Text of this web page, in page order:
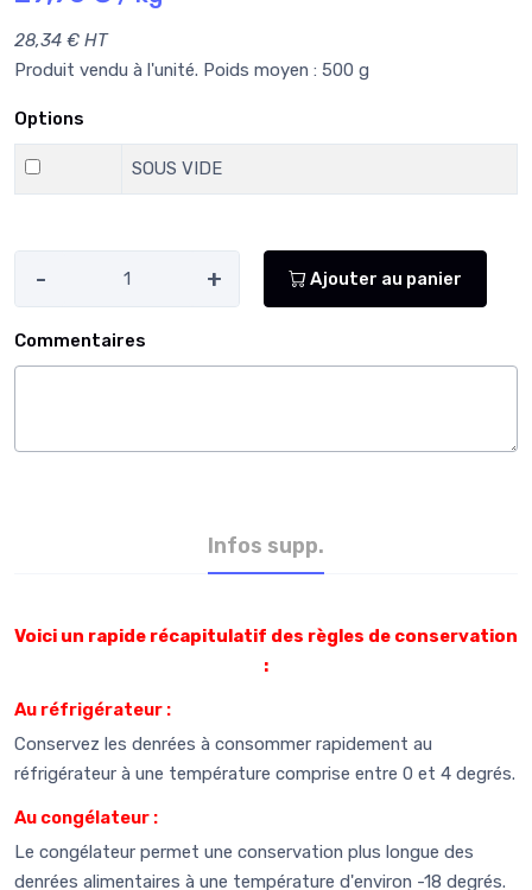
28,34 € HT
Produit vendu à l'unité. Poids moyen : 500 g
Options
SOUS VIDE
- + Ajouter au panier
Commentaires
Infos supp.
Voici un rapide récapitulatif des règles de conservation
:
Au réfrigérateur :
Conservez les denrées à consommer rapidement au
réfrigérateur à une température comprise entre 0 et 4 degrés.
Au congélateur :
Le congélateur permet une conservation plus longue des
denrées alimentaires à une température d'environ -18 degrés.